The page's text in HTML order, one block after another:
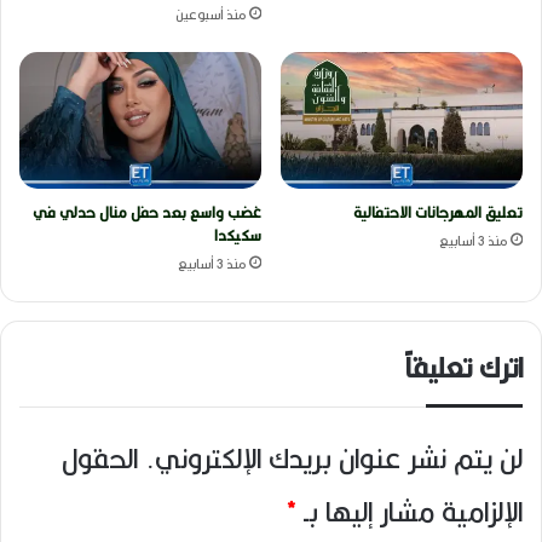
منذ أسبوعين
تعليق المهرجانات الاحتفالية
منذ 3 أسابيع
غضب واسع بعد حفل منال حدلي في
سكيكدا
منذ 3 أسابيع
اترك تعليقاً
لن يتم نشر عنوان بريدك الإلكتروني. الحقول
الإلزامية مشار إليها بـ*